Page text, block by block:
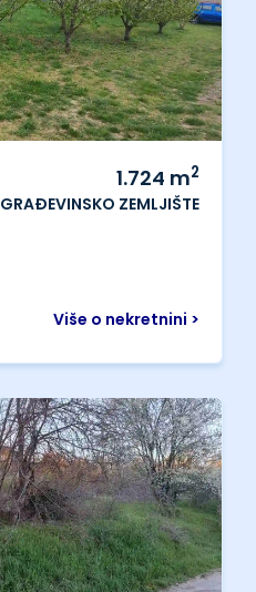
1.724 m2
GRAĐEVINSKO ZEMLJIŠTE
Više o nekretnini >